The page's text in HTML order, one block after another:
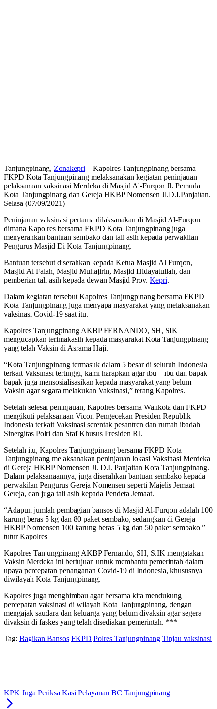
Tanjungpinang, Zonakepri – Kapolres Tanjungpinang bersama
FKPD Kota Tanjungpinang melaksanakan kegiatan peninjauan
pelaksanaan vaksinasi Merdeka di Masjid Al-Furqon Jl. Pemuda
Kota Tanjungpinang dan Gereja HKBP Nomensen Jl.D.I.Panjaitan.
Selasa (07/09/2021)
Peninjauan vaksinasi pertama dilaksanakan di Masjid Al-Furqon,
dimana Kapolres bersama FKPD Kota Tanjungpinang juga
menyerahkan bantuan sembako dan tali asih kepada perwakilan
Pengurus Masjid Di Kota Tanjungpinang.
Bantuan tersebut diserahkan kepada Ketua Masjid Al Furqon,
Masjid Al Falah, Masjid Muhajirin, Masjid Hidayatullah, dan
pemberian tali asih kepada dewan Masjid Prov. Kepri.
Dalam kegiatan tersebut Kapolres Tanjungpinang bersama FKPD
Kota Tanjungpinang juga menyapa masyarakat yang melaksanakan
vaksinasi Covid-19 saat itu.
Kapolres Tanjungpinang AKBP FERNANDO, SH, SIK
mengucapkan terimakasih kepada masyarakat Kota Tanjungpinang
yang telah Vaksin di Asrama Haji.
“Kota Tanjungpinang termasuk dalam 5 besar di seluruh Indonesia
terkait Vaksinasi tertinggi, kami harapkan agar ibu – ibu dan bapak –
bapak juga mensosialisasikan kepada masyarakat yang belum
Vaksin agar segara melakukan Vaksinasi,” terang Kapolres.
Setelah selesai peninjauan, Kapolres bersama Walikota dan FKPD
mengikuti pelaksanaan Vicon Pengecekan Presiden Republik
Indonesia terkait Vaksinasi serentak pesantren dan rumah ibadah
Sinergitas Polri dan Staf Khusus Presiden RI.
Setelah itu, Kapolres Tanjungpinang bersama FKPD Kota
Tanjungpinang melaksanakan peninjauan lokasi Vaksinasi Merdeka
di Gereja HKBP Nomensen Jl. D.I. Panjaitan Kota Tanjungpinang.
Dalam pelaksanaannya, juga diserahkan bantuan sembako kepada
perwakilan Pengurus Gereja Nomensen seperti Majelis Jemaat
Gereja, dan juga tali asih kepada Pendeta Jemaat.
“Adapun jumlah pembagian bansos di Masjid Al-Furqon adalah 100
karung beras 5 kg dan 80 paket sembako, sedangkan di Gereja
HKBP Nomensen 100 karung beras 5 kg dan 50 paket sembako,”
tutur Kapolres
Kapolres Tanjungpinang AKBP Fernando, SH, S.IK mengatakan
Vaksin Merdeka ini bertujuan untuk membantu pemerintah dalam
upaya percepatan penanganan Covid-19 di Indonesia, khususnya
diwilayah Kota Tanjungpinang.
Kapolres juga menghimbau agar bersama kita mendukung
percepatan vaksinasi di wilayah Kota Tanjungpinang, dengan
mengajak saudara dan keluarga yang belum divaksin agar segera
divaksin di faskes yang telah disediakan pemerintah. ***
Tag: Bagikan Bansos FKPD Polres Tanjungpinang Tinjau vaksinasi
KPK Juga Periksa Kasi Pelayanan BC Tanjungpinang